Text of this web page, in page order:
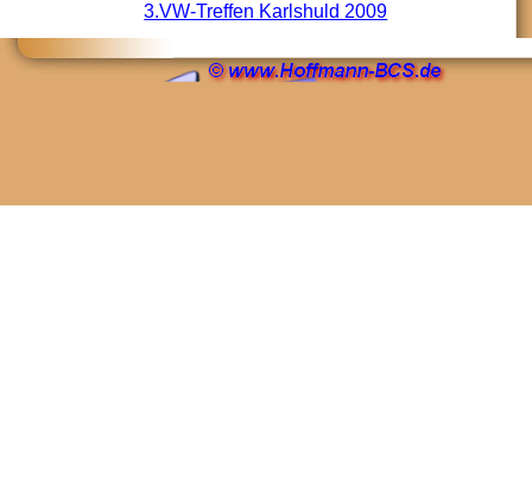
3.VW-Treffen Karlshuld 2009